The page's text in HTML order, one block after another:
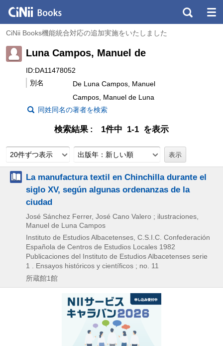
CiNii Books機能統合対応の追加実施をいたしました
Luna Campos, Manuel de
ID:DA11478052
別名
De Luna Campos, Manuel
Campos, Manuel de Luna
同姓同名の著者を検索
検索結果 1件中 1-1 を表示
20件ずつ表示 出版年：新しい順
La manufactura textil en Chinchilla durante el
siglo XV, según algunas ordenanzas de la
ciudad
José Sánchez Ferrer, José Cano Valero ; ilustraciones,
Manuel de Luna Campos
Instituto de Estudios Albacetenses, C.S.I.C. Confederación
Española de Centros de Estudios Locales 1982
Publicaciones del Instituto de Estudios Albacetenses serie
1 . Ensayos históricos y científicos ; no. 11
所蔵館1館